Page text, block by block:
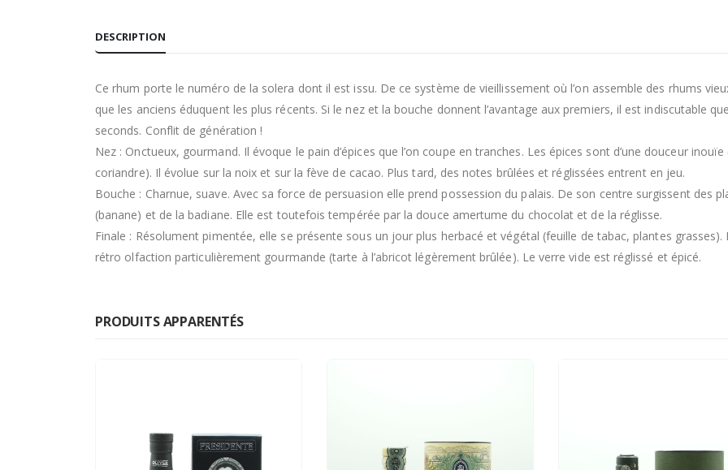
DESCRIPTION
Ce rhum porte le numéro de la solera dont il est issu. De ce système de vieillissement où l’on assemble des rhums
que les anciens éduquent les plus récents. Si le nez et la bouche donnent l’avantage aux premiers, il est indiscutable
seconds. Conflit de génération !
Nez : Onctueux, gourmand. Il évoque le pain d’épices que l’on coupe en tranches. Les épices sont d’une douceur
coriandre). Il évolue sur la noix et sur la fève de cacao. Plus tard, des notes brûlées et réglissées entrent en jeu.
Bouche : Charnue, suave. Avec sa force de persuasion elle prend possession du palais. De son centre surgissent des
(banane) et de la badiane. Elle est toutefois tempérée par la douce amertume du chocolat et de la réglisse.
Finale : Résolument pimentée, elle se présente sous un jour plus herbacé et végétal (feuille de tabac, plantes
rétro olfaction particulièrement gourmande (tarte à l’abricot légèrement brûlée). Le verre vide est réglissé et épicé.
PRODUITS APPARENTÉS